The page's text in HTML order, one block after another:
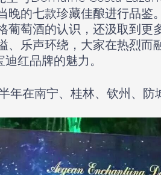
的七款珍藏佳酿进行品鉴
葡萄酒的认识，还汲取到更
、乐声环绕，大家在热烈而
红品牌的魅力。
在南宁、桂林、钦州、防